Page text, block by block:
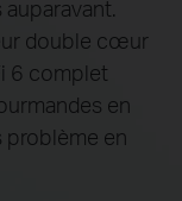
double cœur
6 complet
en
problème en